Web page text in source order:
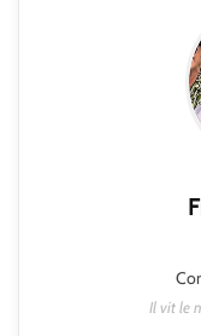
Il vit le